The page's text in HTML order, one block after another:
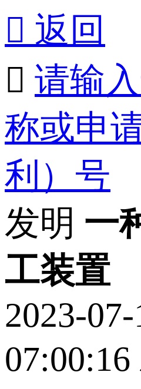
 返回
 请输
称或申
利）号
发明 一
工装置
2023-